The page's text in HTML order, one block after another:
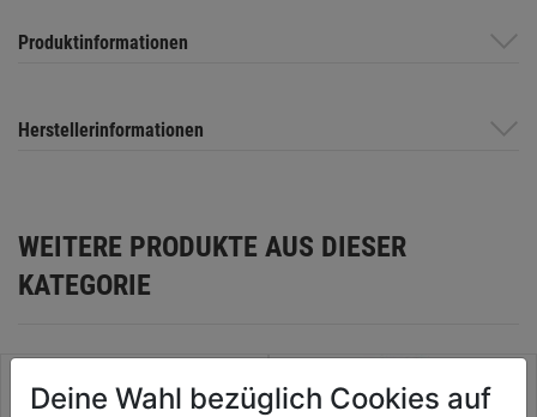
Produktinformationen
Herstellerinformationen
WEITERE PRODUKTE AUS DIESER
KATEGORIE
Deine Wahl bezüglich Cookies auf